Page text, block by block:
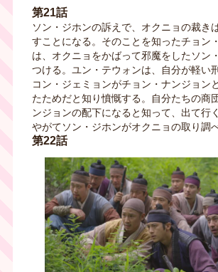
第21話
ソン・ジホンの訴えで、オクニョの裁き
すことになる。そのことを知ったチョン
は、オクニョをかばって邪魔をしたソン
つける。ユン・テウォンは、自分が軽い
コン・ジェミョンがチョン・ナンジョン
たためだと知り憤慨する。自分たちの商
ンジョンの配下になると知って、出て行
やがてソン・ジホンがオクニョの取り調
第22話